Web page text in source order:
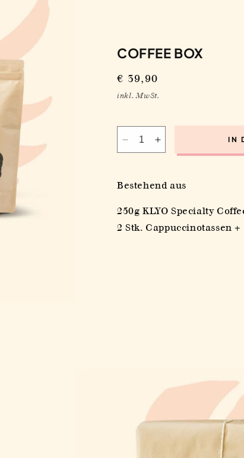
COFFEE BOX
Normaler
Preis
€ 39,90
inkl. MwSt.
Verringere
für
Box
Erhöhe
für
Box
IN
Bestehend aus
250g KLYO Specialty
2 Stk. Cappuccinotassen